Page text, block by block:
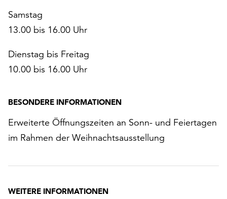
Samstag
13.00 bis 16.00 Uhr
Dienstag bis Freitag
10.00 bis 16.00 Uhr
BESONDERE INFORMATIONEN
Erweiterte Öffnungszeiten an Sonn- und Feiertagen
im Rahmen der Weihnachtsausstellung
WEITERE INFORMATIONEN